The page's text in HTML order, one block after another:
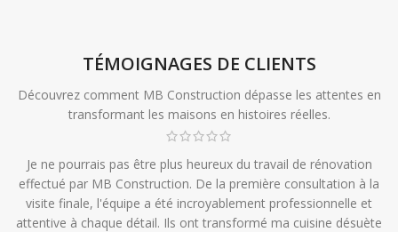
TÉMOIGNAGES DE CLIENTS
Découvrez comment MB Construction dépasse les attentes en
transformant les maisons en histoires réelles.
Je ne pourrais pas être plus heureux du travail de rénovation
effectué par MB Construction. De la première consultation à la
visite finale, l'équipe a été incroyablement professionnelle et
attentive à chaque détail. Ils ont transformé ma cuisine désuète